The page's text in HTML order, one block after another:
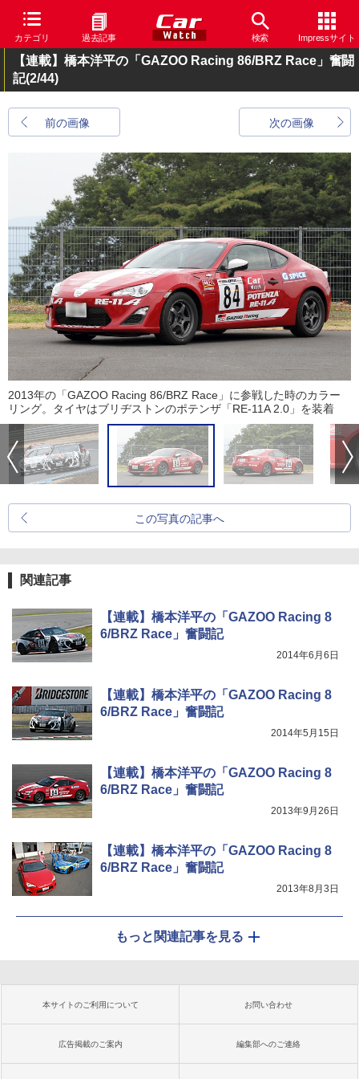
カテゴリ 過去記事 検索 Impressサイト
【連載】橋本洋平の「GAZOO Racing 86/BRZ Race」奮闘
記(2/44)
前の画像 次の画像
2013年の「GAZOO Racing 86/BRZ Race」に参戦した時のカラー
リング。タイヤはブリヂストンのポテンザ「RE-11A 2.0」を装着
この写真の記事へ
関連記事
【連載】橋本洋平の「GAZOO Racing 8
6/BRZ Race」奮闘記
2014年6月6日
【連載】橋本洋平の「GAZOO Racing 8
6/BRZ Race」奮闘記
2014年5月15日
【連載】橋本洋平の「GAZOO Racing 8
6/BRZ Race」奮闘記
2013年9月26日
【連載】橋本洋平の「GAZOO Racing 8
6/BRZ Race」奮闘記
2013年8月3日
もっと関連記事を見る
本サイトのご利用について お問い合わせ
広告掲載のご案内 編集部へのご連絡